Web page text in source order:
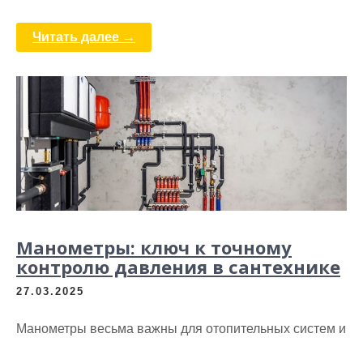
Читать далее →
Манометры: ключ к точному
контролю давления в сантехнике
27.03.2025
Манометры весьма важны для отопительных систем и